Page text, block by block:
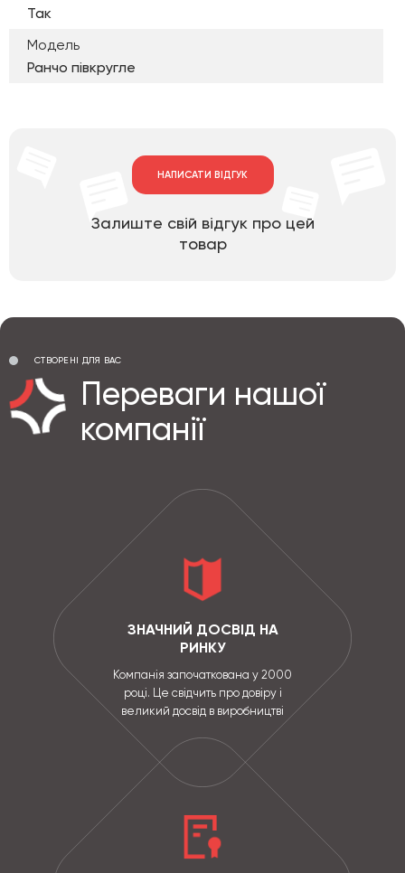
Так
Модель
Ранчо півкругле
НАПИСАТИ ВІДГУК
Залиште свій відгук про цей
товар
СТВОРЕНІ ДЛЯ ВАС
Переваги нашої
компанії
ЗНАЧНИЙ ДОСВІД НА
РИНКУ
Компанія започаткована у 2000
році. Це свідчить про довіру і
великий досвід в виробництві